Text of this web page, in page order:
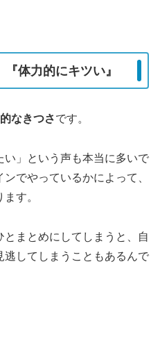
体力的にキツい』
なきつさです。
い」という声も本当に多いで
ンでやっているかによって、
す。
とまとめにしてしまうと、自
してしまうこともあるんで